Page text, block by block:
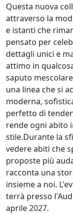
Questa nuova
attraverso la
e istanti che
pensato per
dettagli unici e
attimo in
saputo
una linea che si
moderna,
perfetto di
rende ogni abito
stile.Durante la
vedere abiti che
proposte più
racconta una
insieme a noi.
terrà presso
aprile 2027.